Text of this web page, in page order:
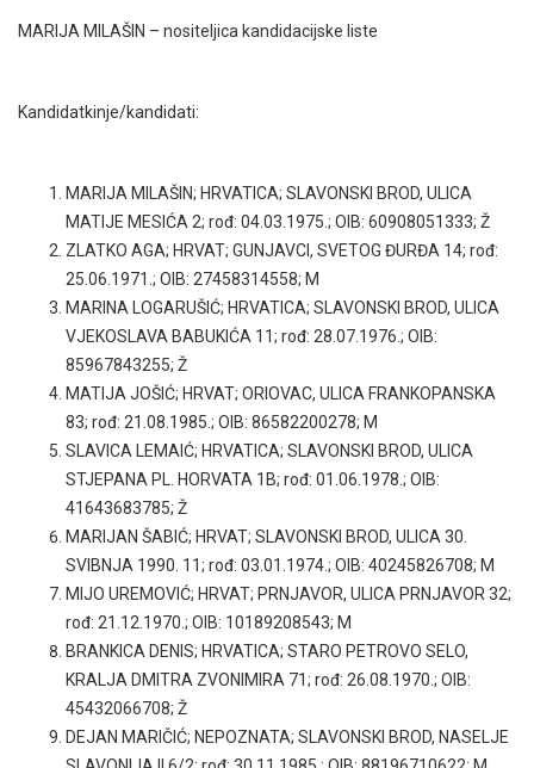
MARIJA MILAŠIN – nositeljica kandidacijske liste
Kandidatkinje/kandidati:
MARIJA MILAŠIN; HRVATICA; SLAVONSKI BROD, ULICA
MATIJE MESIĆA 2; rođ: 04.03.1975.; OIB: 60908051333; Ž
ZLATKO AGA; HRVAT; GUNJAVCI, SVETOG ĐURĐA 14; rođ:
25.06.1971.; OIB: 27458314558; M
MARINA LOGARUŠIĆ; HRVATICA; SLAVONSKI BROD, ULICA
VJEKOSLAVA BABUKIĆA 11; rođ: 28.07.1976.; OIB:
85967843255; Ž
MATIJA JOŠIĆ; HRVAT; ORIOVAC, ULICA FRANKOPANSKA
83; rođ: 21.08.1985.; OIB: 86582200278; M
SLAVICA LEMAIĆ; HRVATICA; SLAVONSKI BROD, ULICA
STJEPANA PL. HORVATA 1B; rođ: 01.06.1978.; OIB:
41643683785; Ž
MARIJAN ŠABIĆ; HRVAT; SLAVONSKI BROD, ULICA 30.
SVIBNJA 1990. 11; rođ: 03.01.1974.; OIB: 40245826708; M
MIJO UREMOVIĆ; HRVAT; PRNJAVOR, ULICA PRNJAVOR 32;
rođ: 21.12.1970.; OIB: 10189208543; M
BRANKICA DENIS; HRVATICA; STARO PETROVO SELO,
KRALJA DMITRA ZVONIMIRA 71; rođ: 26.08.1970.; OIB:
45432066708; Ž
DEJAN MARIČIĆ; NEPOZNATA; SLAVONSKI BROD, NASELJE